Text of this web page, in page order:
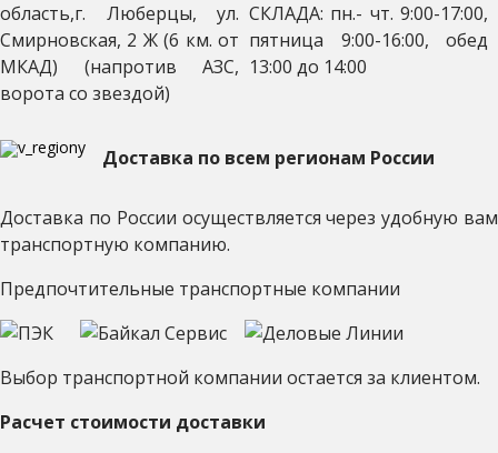
область,г. Люберцы, ул.
Смирновская, 2 Ж (6 км. от
МКАД) (напротив АЗС,
ворота со звездой)
СКЛАДА: пн.- чт. 9:00-17:00,
пятница 9:00-16:00, обед
13:00 до 14:00
Доставка по всем регионам России
Доставка по России осуществляется через удобную вам
транспортную компанию.
Предпочтительные транспортные компании
Выбор транспортной компании остается за клиентом.
Расчет стоимости доставки